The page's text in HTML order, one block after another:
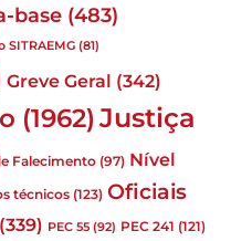
base (483)
SITRAEMG (81)
Greve Geral (342)
(1962) Justiça
Falecimento (97) Nível
técnicos (123) Oficiais
(339) PEC 55 (92) PEC 241 (121)